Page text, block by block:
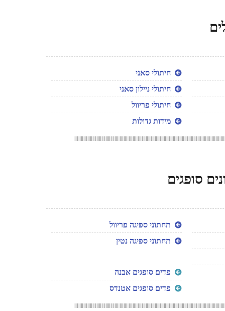
חיתולי סאני
חיתולי ניילון סאני
חיתולי פריוול
מידות גדולות
סופגים
תחתוני ספיגה פריוול
תחתוני ספיגה נטין
פדים סופגים אבנה
פדים סופגים אטנדס